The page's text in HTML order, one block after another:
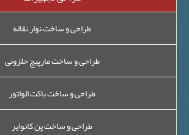
طراحی و ساخت نوار نقاله
طراحی و ساخت مارپیچ حلزونی
طراحی و ساخت باکت الواتور
طراحی و ساخت پن کانوایر